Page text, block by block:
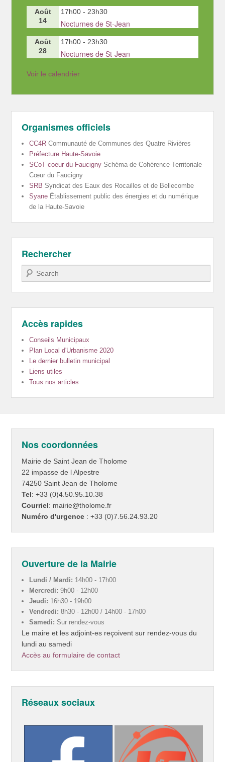
Août
14
17h00 - 23h30
Nocturnes de St-Jean
Août
28
17h00 - 23h30
Nocturnes de St-Jean
Voir le calendrier
Organismes officiels
CC4R Communauté de Communes des Quatre Rivières
Préfecture Haute-Savoie
SCoT coeur du Faucigny Schéma de Cohérence Territoriale
Cœur du Faucigny
SRB Syndicat des Eaux des Rocailles et de Bellecombe
Syane Établissement public des énergies et du numérique
de la Haute-Savoie
Rechercher
Recherche
Accès rapides
Conseils Municipaux
Plan Local d'Urbanisme 2020
Le dernier bulletin municipal
Liens utiles
Tous nos articles
Nos coordonnées
Mairie de Saint Jean de Tholome
22 impasse de l Alpestre
74250 Saint Jean de Tholome
Tel: +33 (0)4.50.95.10.38
Courriel: mairie@tholome.fr
Numéro d'urgence : +33 (0)7.56.24.93.20
Ouverture de la Mairie
Lundi / Mardi: 14h00 - 17h00
Mercredi: 9h00 - 12h00
Jeudi: 16h30 - 19h00
Vendredi: 8h30 - 12h00 / 14h00 - 17h00
Samedi: Sur rendez-vous
Le maire et les adjoint-es reçoivent sur rendez-vous du
lundi au samedi
Accès au formulaire de contact
Réseaux sociaux